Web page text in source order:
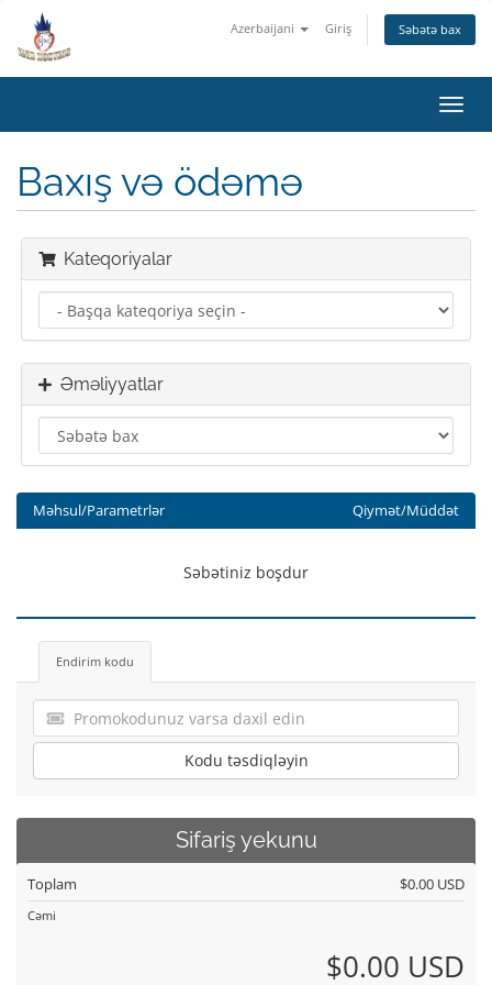
Azerbaijani Giriş Səbətə bax
keçid
Baxış və ödəmə
Kateqoriyalar
Əməliyyatlar
Məhsul/Parametrlər Qiymət/Müddət
Səbətiniz boşdur
Endirim kodu
Kodu təsdiqləyin
Sifariş yekunu
Toplam $0.00 USD
Cəmi
$0.00 USD